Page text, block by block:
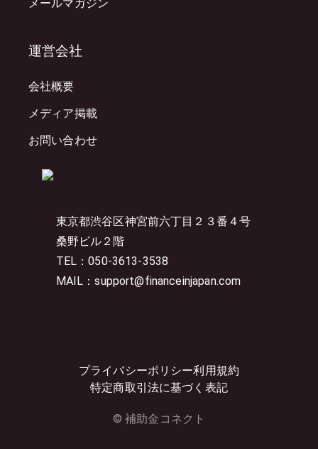
東京都渋谷区神宮前六丁目２３番４号
桑野ビル２階
TEL：050-3613-3538
MAIL：support@financeinjapan.com
プライバシーポリシー利用規約
特定商取引法に基づく表記
© 補助金コネクト
メールマガジン
運営会社
会社概要
メディア掲載
お問い合わせ